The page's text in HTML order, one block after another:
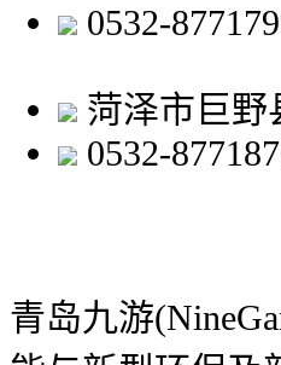
0532-
菏泽市巨野
0532-
青岛九游